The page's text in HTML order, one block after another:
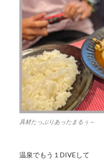
具材たっぷりあったまるぅ～
温泉でもう１DIVEして